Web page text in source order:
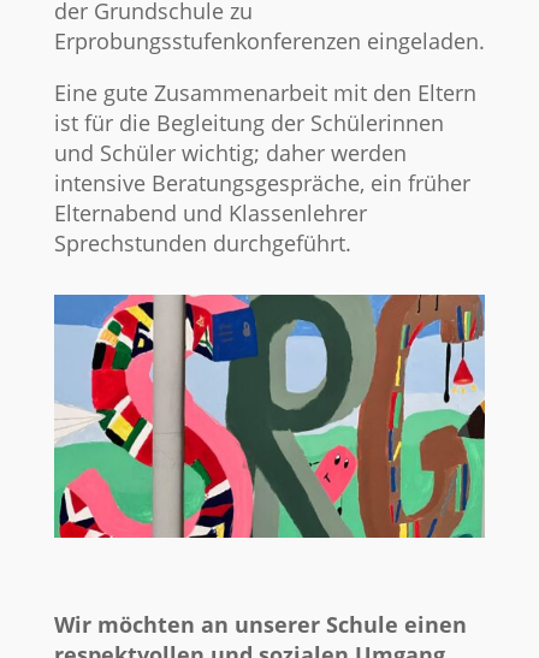
der Grundschule zu
Erprobungsstufenkonferenzen eingeladen.
Eine gute Zusammenarbeit mit den Eltern
ist für die Begleitung der Schülerinnen
und Schüler wichtig; daher werden
intensive Beratungsgespräche, ein früher
Elternabend und Klassenlehrer
Sprechstunden durchgeführt.
Wir möchten an unserer Schule einen